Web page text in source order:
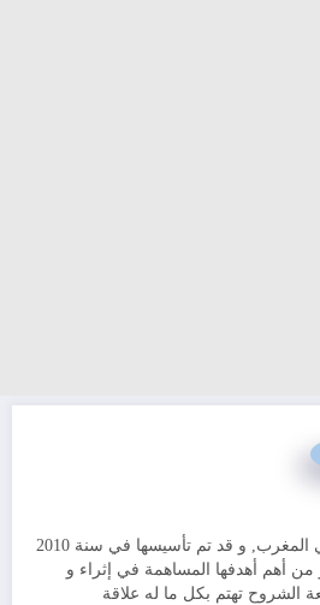
مدونة تقنية يوجد مقرها في المغرب, و قد تم تأسيسها في سنة 2010
أهم أهدفها المساهمة في إثراء و
الشروح تهتم بكل ما له علاقة